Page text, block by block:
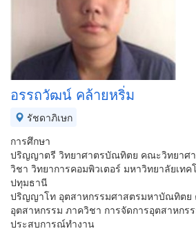
อรรถวัฒน์ คล้ายหริ่ม
รัชดาภิเษก
การศึกษา
ปริญญาตรี วิทยาศาตรบัณทิตย คณะวิทยาศ
วิชา วิทยาการคอมพิวเตอร์ มหาวิทยาลัยเท
ปทุมธานี
ปริญญาโท อุตสาหกรรมศาสตรมหาบัณทิตย
อุตสาหกรรม ภาควิชา การจัดการอุตสาหกร
ประสบการณ์ทำงาน